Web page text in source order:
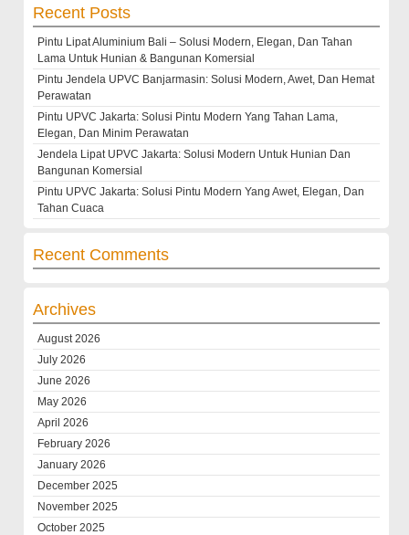
Recent Posts
Pintu Lipat Aluminium Bali – Solusi Modern, Elegan, Dan Tahan
Lama Untuk Hunian & Bangunan Komersial
Pintu Jendela UPVC Banjarmasin: Solusi Modern, Awet, Dan Hemat
Perawatan
Pintu UPVC Jakarta: Solusi Pintu Modern Yang Tahan Lama,
Elegan, Dan Minim Perawatan
Jendela Lipat UPVC Jakarta: Solusi Modern Untuk Hunian Dan
Bangunan Komersial
Pintu UPVC Jakarta: Solusi Pintu Modern Yang Awet, Elegan, Dan
Tahan Cuaca
Recent Comments
Archives
August 2026
July 2026
June 2026
May 2026
April 2026
February 2026
January 2026
December 2025
November 2025
October 2025